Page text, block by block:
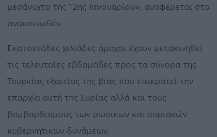
μεσάνυχτα της 12ης Ιανουαρίου», αναφέρεται στο
ανακοινωθέν.
Εκατοντάδες χιλιάδες άμαχοι έχουν μετακινηθεί
τις τελευταίες εβδομάδες προς τα σύνορα της
Τουρκίας εξαιτίας της βίας που επικρατεί την
επαρχία αυτή της Συρίας αλλά και τους
βομβαρδισμούς των ρωσικών και συριακών
κυβερνητικών δυνάμεων.